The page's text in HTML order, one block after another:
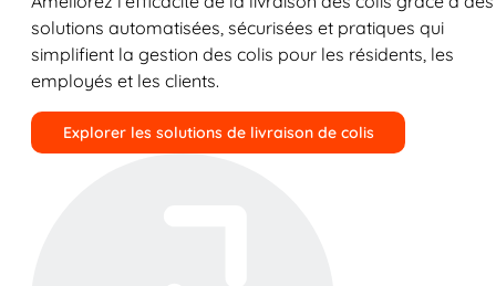
solutions automatisées, sécurisées et pratiques qui
simplifient la gestion des colis pour les résidents, les
employés et les clients.
Explorer les solutions de livraison de colis